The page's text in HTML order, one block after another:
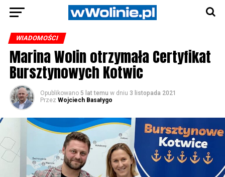
WIADOMOŚCI
Marina Wolin otrzymała Certyfikat
Bursztynowych Kotwic
Opublikowano 5 lat temu w dniu 3 listopada 2021
Przez Wojciech Basałygo